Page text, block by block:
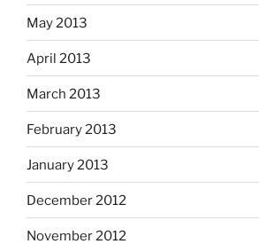
May 2013
April 2013
March 2013
February 2013
January 2013
December 2012
November 2012